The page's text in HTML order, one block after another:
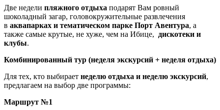
Две недели пляжного отдыха подарят Вам ровный
шоколадный загар, головокружительные развлечения
в аквапарках и тематическом парке Порт Авентура, а
также самые крутые, не хуже, чем на Ибице, дискотеки и
клубы.
Комбинированный тур (неделя экскурсий + неделя отдыха)
Для тех, кто выбирает неделю отдыха и неделю экскурсий,
предлагаем на выбор две программы:
Маршрут №1